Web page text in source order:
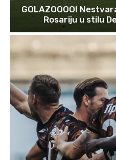
GOLAZOOOO!
Rosariju u stilu